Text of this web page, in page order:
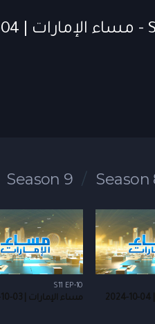
Season
Season 9
S11 EP-10
مساء الإمارات | 03-10-2024